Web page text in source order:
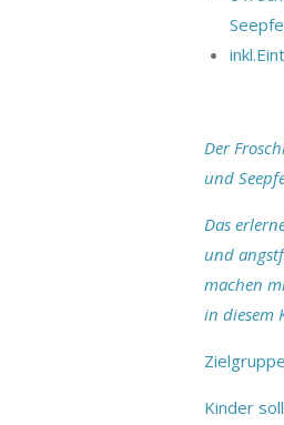
Der
und
Das
und
machen
in diesem
Kinder